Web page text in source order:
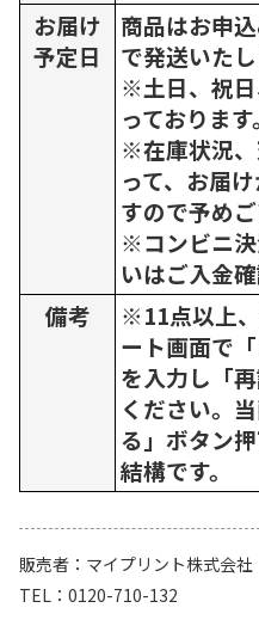
お届け
予定日
商品はお申
で発送いたし
※土日、祝
っております。
※在庫状況、
って、お届
すので予め
※コンビニ
いはご入金
備考
※11点以上
ート画面で
を入力し「
ください。
る」ボタン
結構です。
販売者
マイプリント株式会社
TEL
0120-710-132